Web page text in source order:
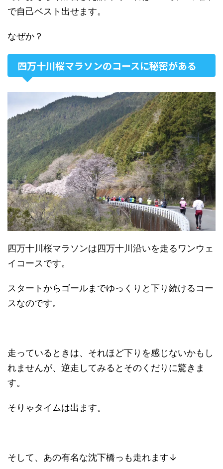
で自己ベスト出せます。
なぜか？
四万十川桜マラソンのコースに秘密がある
四万十川桜マラソンは四万十川沿いを走るワンウェ
イコースです。
スタートからゴールまでゆっくりと下り続けるコー
スなのです。
走っているときは、それほど下りを感じないかもし
れませんが、逆走してみるとそのくだりに驚きま
す。
そりゃタイムは出ます。
そして、あの有名な沈下橋っも走れます↓